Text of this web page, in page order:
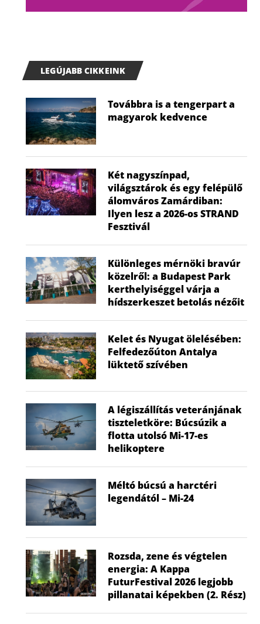
Aréna a szökevények városában –
2024.09.04.
Miért
LEGÚJABB CIKKEINK
Továbbra is a tengerpart a
magyarok kedvence
Két nagyszínpad,
világsztárok és egy felépülő
álomváros Zamárdiban:
Ilyen lesz a 2026-os STRAND
Fesztivál
Különleges mérnöki bravúr
közelről: a Budapest Park
kerthelyiséggel várja a
hídszerkeszet betolás nézőit
Kelet és Nyugat ölelésében:
Felfedezőúton Antalya
lüktető szívében
A légiszállítás veteránjának
tiszteletköre: Búcsúzik a
flotta utolsó Mi-17-es
helikoptere
Méltó búcsú a harctéri
legendától – Mi-24
Rozsda, zene és végtelen
energia: A Kappa
FuturFestival 2026 legjobb
pillanatai képekben (2. Rész)